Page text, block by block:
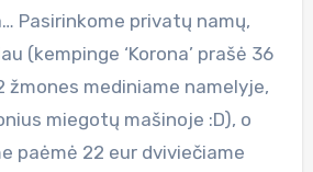
Pasirinkome privatų namų,
(kempinge ‘Korona’ prašė 36
žmones mediniame namelyje,
miegotų mašinoje :D), o
paėmė 22 eur dviviečiame